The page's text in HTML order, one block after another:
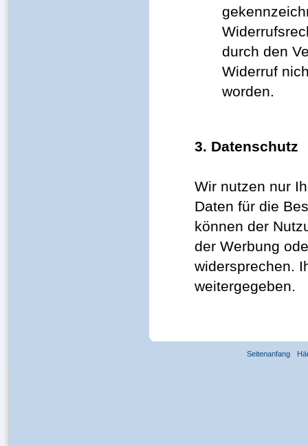
durch den
Widerruf
worden.
3. Datenschutz
Wir nutzen nur
Daten für die
können der
der Werbung
widersprechen.
weitergegeben.
Seitenanfang